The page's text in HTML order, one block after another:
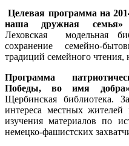
Целевая программа на
наша дружная семья»
Леховская модельная
сохранение семейно-
традиций семейного чтения,
Программа
Победы, во имя добра»
Щербинская библиотека.
интереса местных жителей
изучения материалов по
немецко-фашистских